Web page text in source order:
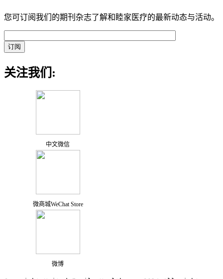
您可订阅我们的期刊杂志了解和睦家医疗的最新动态与活动。
关注我们:
中文微信
微商城WeChat Store
微博